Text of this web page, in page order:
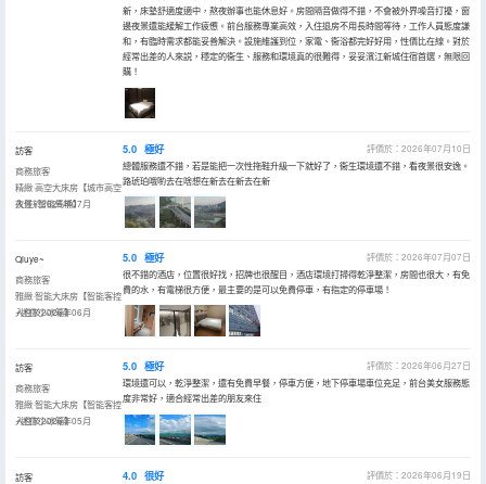
新，床墊舒適度適中，熬夜辦事也能休息好。房間隔音做得不錯，不會被外界噪音打擾，窗
邊夜景還能緩解工作疲憊。前台服務專業高效，入住退房不用長時間等待，工作人員態度謙
和，有臨時需求都能妥善解決。設施維護到位，家電、衞浴都完好好用，性價比在線。對於
經常出差的人來説，穩定的衞生、服務和環境真的很難得，妥妥濱江新城住宿首選，無限回
購！
訪客
商務旅客
精緻·高空大床房【城市高空
夜景+智能馬桶】
入住於2026年07月
5.0 極好
評價於：2026年07月10日
總體服務還不錯，若是能把一次性拖鞋升級一下就好了，衞生環境還不錯，看夜景很安逸。
路琥珀哦喲去在啥想在新去在新去在新
Qiuye~
商務旅客
雅緻·智能大床房【智能客控
+迷你小冰箱】
入住於2026年06月
5.0 極好
評價於：2026年07月07日
很不錯的酒店，位置很好找，招牌也很醒目，酒店環境打掃得乾淨整潔，房間也很大，有免
費的水，有電梯很方便，最主要的是可以免費停車，有指定的停車場！
訪客
商務旅客
雅緻·智能大床房【智能客控
+迷你小冰箱】
入住於2026年05月
5.0 極好
評價於：2026年06月27日
環境還可以，乾淨整潔，還有免費早餐，停車方便，地下停車場車位充足，前台美女服務態
度非常好，適合經常出差的朋友來住
訪客
4.0 很好
評價於：2026年06月19日